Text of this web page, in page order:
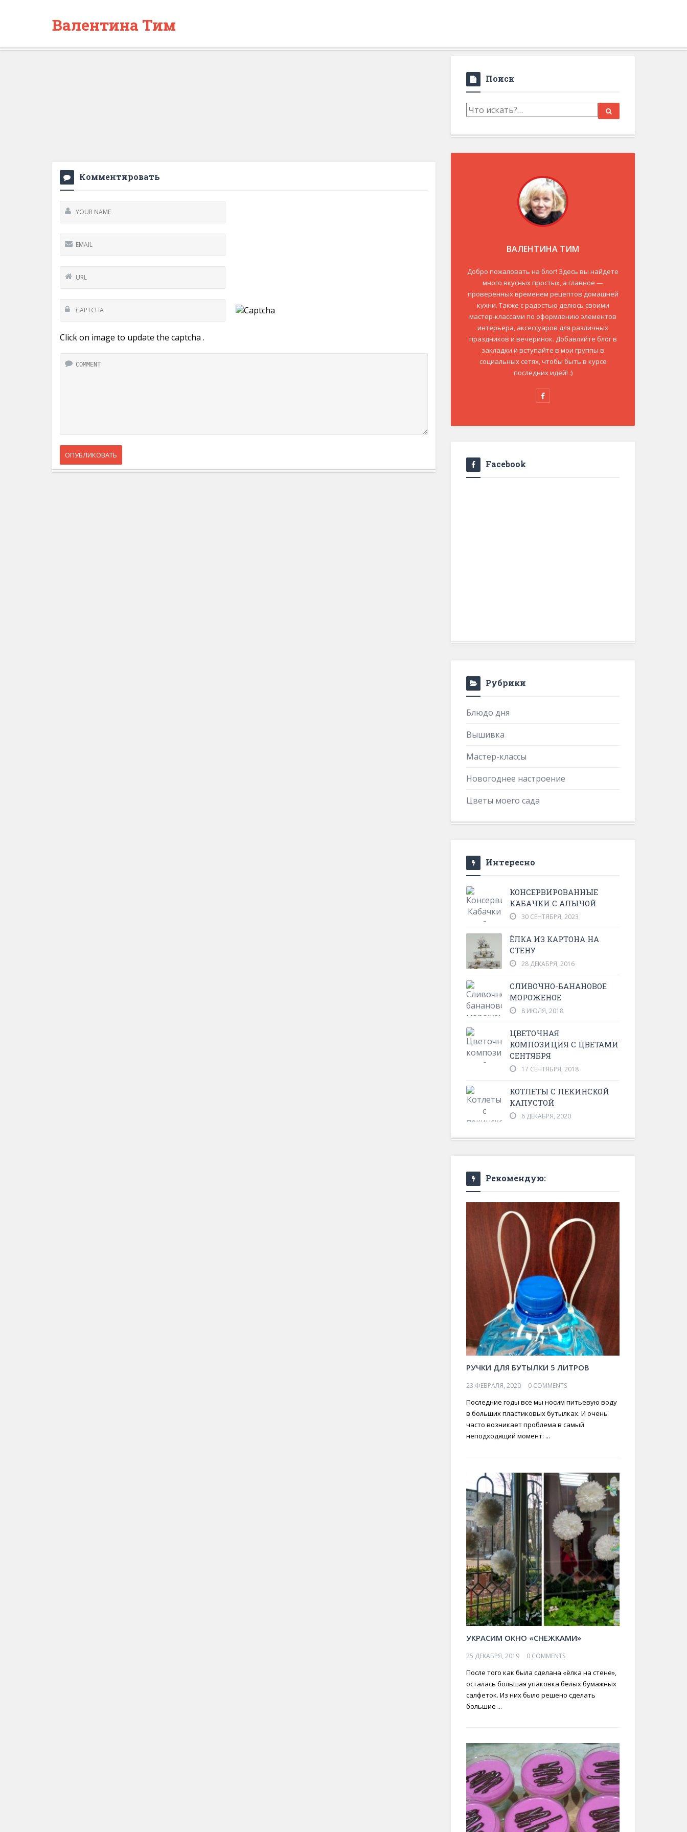
Валентина Тим
Комментировать
Click on image to update the captcha .
Поиск
ВАЛЕНТИНА ТИМ
Добро пожаловать на блог! Здесь вы найдете
много вкусных простых, а главное —
проверенных временем рецептов домашней
кухни. Также с радостью делюсь своими
мастер-классами по оформлению элементов
интерьера, аксессуаров для различных
праздников и вечеринок. Добавляйте блог в
закладки и вступайте в мои группы в
социальных сетях, чтобы быть в курсе
последних идей! :)
Facebook
Рубрики
Блюдо дня
Вышивка
Мастер-классы
Новогоднее настроение
Цветы моего сада
Интересно
КОНСЕРВИРОВАННЫЕ
КАБАЧКИ С АЛЫЧОЙ
30 СЕНТЯБРЯ, 2023
ЁЛКА ИЗ КАРТОНА НА
СТЕНУ
28 ДЕКАБРЯ, 2016
СЛИВОЧНО-БАНАНОВОЕ
МОРОЖЕНОЕ
8 ИЮЛЯ, 2018
ЦВЕТОЧНАЯ
КОМПОЗИЦИЯ С ЦВЕТАМИ
СЕНТЯБРЯ
17 СЕНТЯБРЯ, 2018
КОТЛЕТЫ С ПЕКИНСКОЙ
КАПУСТОЙ
6 ДЕКАБРЯ, 2020
Рекомендую:
РУЧКИ ДЛЯ БУТЫЛКИ 5 ЛИТРОВ
23 ФЕВРАЛЯ, 2020 0 COMMENTS
Последние годы все мы носим питьевую воду
в больших пластиковых бутылках. И очень
часто возникает проблема в самый
неподходящий момент: ...
УКРАСИМ ОКНО «СНЕЖКАМИ»
25 ДЕКАБРЯ, 2019 0 COMMENTS
После того как была сделана «ёлка на стене»,
осталась большая упаковка белых бумажных
салфеток. Из них было решено сделать
большие ...